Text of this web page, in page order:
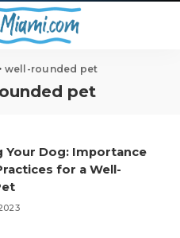
well-rounded pet
pet
Your Dog: Importance
for a Well-